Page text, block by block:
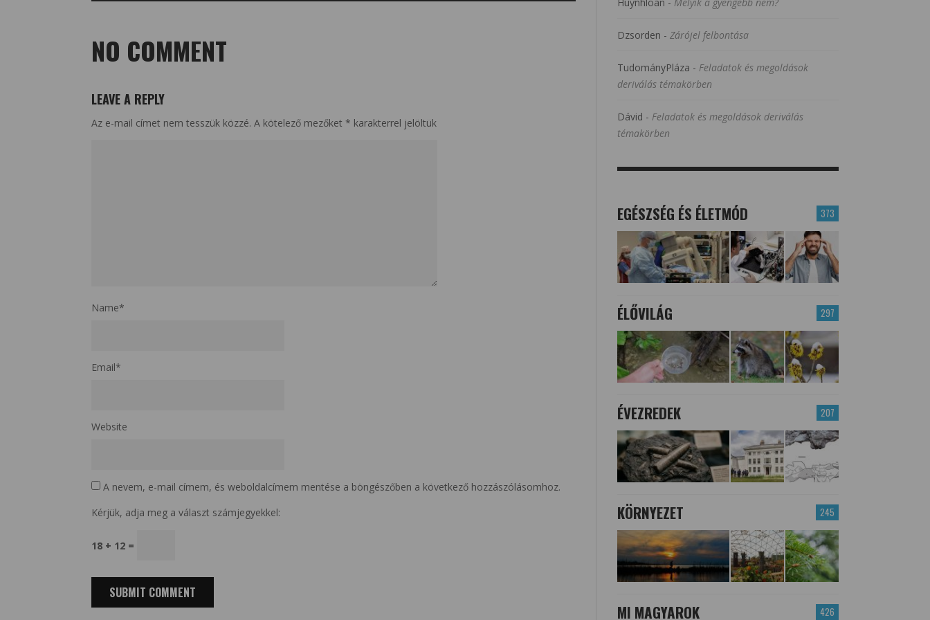
NO COMMENT
LEAVE A REPLY
Az e-mail címet nem tesszük közzé. A kötelező mezőket * karakterrel jelöltük
Name*
Email*
Website
A nevem, e-mail címem, és weboldalcímem mentése a böngészőben a következő hozzászólásomhoz.
Kérjük, adja meg a választ számjegyekkel:
18 + 12 =
Huynhloan - Melyik a gyengébb nem?
Dzsorden - Zárójel felbontása
TudományPláza - Feladatok és megoldások
deriválás témakörben
Dávid - Feladatok és megoldások deriválás
témakörben
373
EGÉSZSÉG ÉS ÉLETMÓD
297
ÉLŐVILÁG
207
ÉVEZREDEK
245
KÖRNYEZET
426
MI MAGYAROK